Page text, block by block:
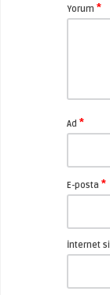
Yorum *
Ad *
E-posta *
İnternet